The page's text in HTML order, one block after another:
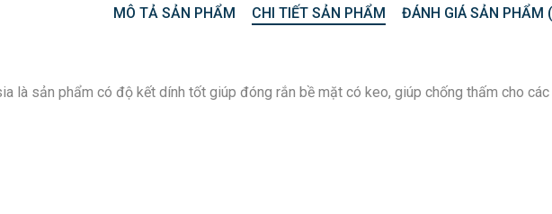
MÔ TẢ SẢN PHẨM CHI TIẾT SẢN PHẨM ĐÁNH GIÁ SẢN PHẨM
là sản phẩm có độ kết dính tốt giúp đóng rắn bề mặt có keo, giúp chống thấm cho